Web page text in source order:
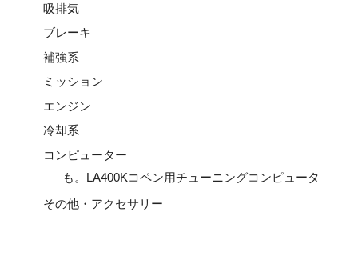
吸排気
ブレーキ
補強系
ミッション
エンジン
冷却系
コンピューター
も。LA400Kコペン用チューニングコンピュータ
その他・アクセサリー